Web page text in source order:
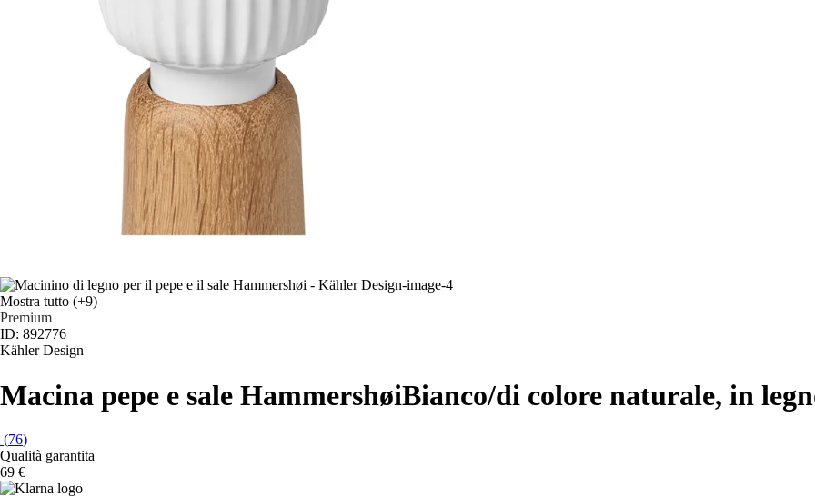
Mostra tutto (+9)
Premium
ID: 892776
Kähler Design
Macina pepe e sale HammershøiBianco/di colore naturale, in
(76)
Qualità garantita
69 €